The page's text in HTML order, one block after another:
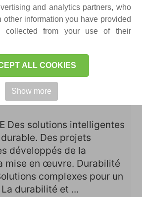
and analytics partners, who
other information you have provided
collected from your use of their
ALL COOKIES
Show more
Nos spécialistes
équipements électriques
ans. Leur expérience se
et la fiabilité de nos
de l'éthique
et la ...
Des solutions intelligentes
Des projets
développés de la
mise en œuvre. Durabilité
complexes pour un
durabilité et ...